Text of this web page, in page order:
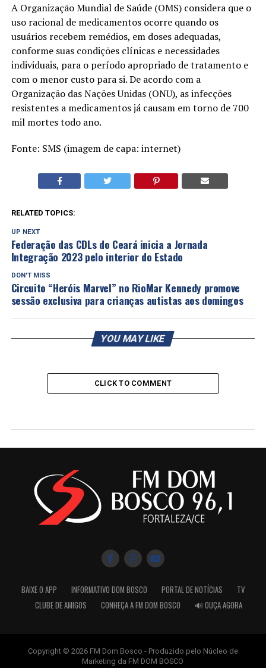
A Organização Mundial de Saúde (OMS) considera que o
uso racional de medicamentos ocorre quando os
usuários recebem remédios, em doses adequadas,
conforme suas condições clínicas e necessidades
individuais, para o período apropriado de tratamento e
com o menor custo para si. De acordo com a
Organização das Nações Unidas (ONU), as infecções
resistentes a medicamentos já causam em torno de 700
mil mortes todo ano.
Fonte: SMS (imagem de capa: internet)
RELATED TOPICS:
UP NEXT
Federação das CDLs do Ceará inicia a Jornada
Integração 2023 pelo interior do Estado
DON'T MISS
Circuito “Heróis Marvel” no RioMar Kennedy promove
sessão exclusiva para crianças autistas aos domingos
YOU MAY LIKE
CLICK TO COMMENT
BAIXE O APP INFORMATIVO DOM BOSCO PORTAL DE NOTÍCIAS
TV
CLUBE DE AMIGOS
CONHEÇA A FM DOM BOSCO 🔊 OUÇA AGORA
Copyright © 2026 FM Dom Bosco - Produzido pelo Núcleo de
Marketing da FM DOM BOSCO